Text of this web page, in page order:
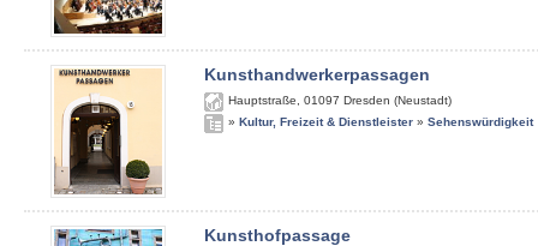
Kunsthandwerkerpassagen
Hauptstraße 01097 Dresden (Neustadt)
» Kultur, Freizeit & Dienstleister » Sehenswürdigkeit
Kunsthofpassage